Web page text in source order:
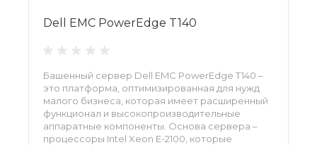
Dell EMC PowerEdge T140
Башенный сервер Dell EMC PowerEdge T140 –
это платформа, оптимизированная для нужд
малого бизнеса, которая имеет расширенный
функционал и высокопроизводительные
аппаратные компоненты. Основа сервера –
процессоры Intel Xeon E-2100, которые